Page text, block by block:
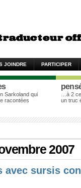
JOINDRE PARTICIPER
Sarkoland qui
racontées
…à 2
un truc
2007
avec sursis